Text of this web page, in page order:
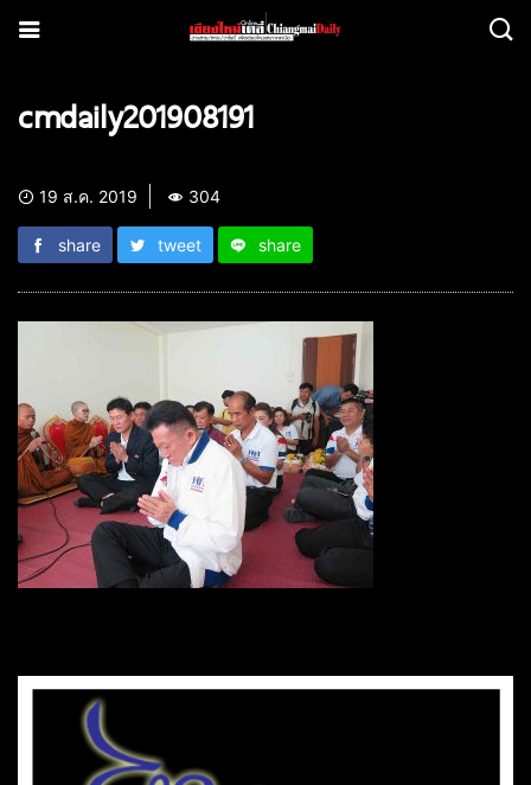
cmdaily201908191
19 ส.ค. 2019 304
share tweet share